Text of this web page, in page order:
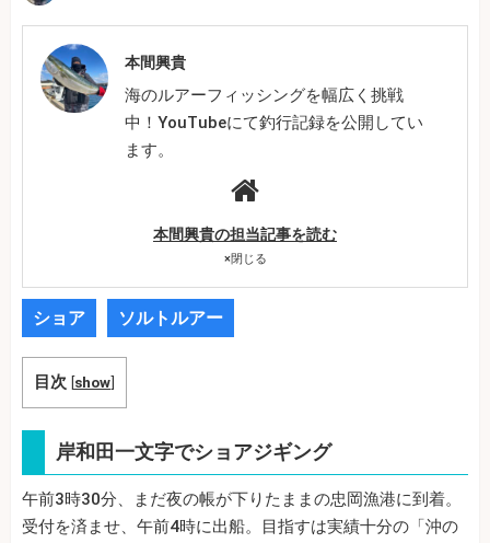
本間興貴
海のルアーフィッシングを幅広く挑戦
中！YouTubeにて釣行記録を公開してい
ます。
本間興貴の担当記事を読む
×閉じる
ショア ソルトルアー
目次 [show]
岸和田一文字でショアジギング
午前3時30分、まだ夜の帳が下りたままの忠岡漁港に到着。
受付を済ませ、午前4時に出船。目指すは実績十分の「沖の